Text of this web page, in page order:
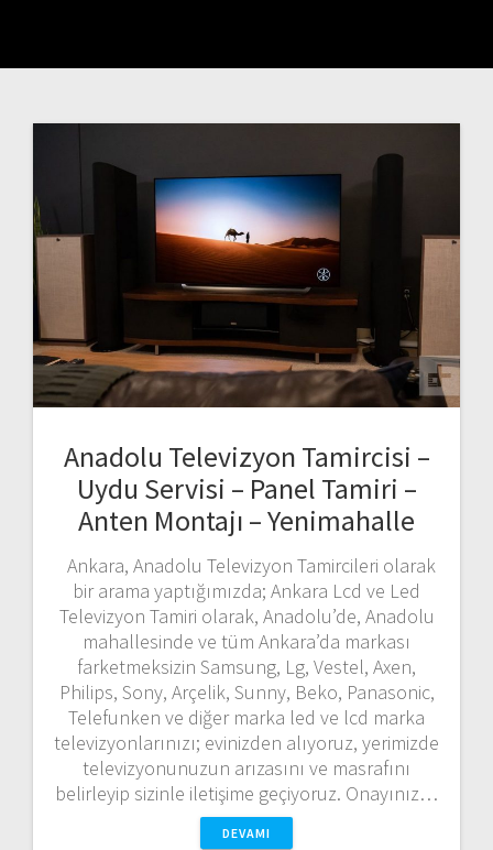
Anadolu Televizyon Tamircisi –
Uydu Servisi – Panel Tamiri –
Anten Montajı – Yenimahalle
Ankara, Anadolu Televizyon Tamircileri olarak
bir arama yaptığımızda; Ankara Lcd ve Led
Televizyon Tamiri olarak, Anadolu’de, Anadolu
mahallesinde ve tüm Ankara’da markası
farketmeksizin Samsung, Lg, Vestel, Axen,
Philips, Sony, Arçelik, Sunny, Beko, Panasonic,
Telefunken ve diğer marka led ve lcd marka
televizyonlarınızı; evinizden alıyoruz, yerimizde
televizyonunuzun arızasını ve masrafını
belirleyip sizinle iletişime geçiyoruz. Onayınız…
DEVAMI